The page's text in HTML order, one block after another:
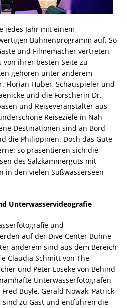
jedes Jahr mit einem
Bühnenprogramm auf. So
und Filmemacher vertreten,
von ihrer besten Seite zu
gehören unter anderem
Florian Huber, Schauspieler und
und die Forscherin Dr.
und Reiseveranstalter aus
Reiseziele in Nah
Destinationen sind an Bord,
die Philippinen. Doch das Gute
so präsentieren sich die
des Salzkammerguts mit
in den vielen Süßwasserseen
Unterwasservideografie
und
auf der Dive Center Bühne
anderem sind aus dem Bereich
Claudia Schmitt von The
und Peter Löseke von Behind
Unterwasserfotografen,
Buyle, Gerald Nowak, Patrick
sind zu Gast und entführen die